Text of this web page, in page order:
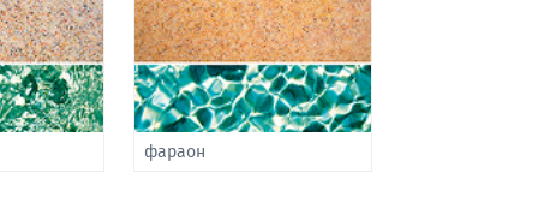
фараон